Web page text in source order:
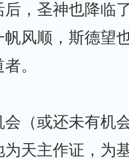
后，圣神也降临
帆风顺，斯德望
。
会（或还未有机
为天主作证，为